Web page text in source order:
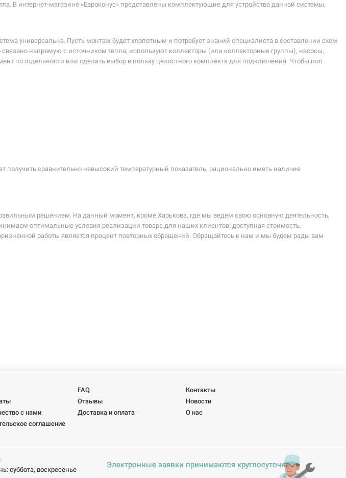
В интернет-магазине «Евроконус» представлены комплектующие для устройства данной системы.
универсальна. Пусть монтаж будет хлопотным и потребует знаний специалиста в составлении схем
напрямую с источником тепла, используют коллекторы (или коллекторные группы), насосы,
по отдельности или сделать выбор в пользу целостного комплекта для подключения. Чтобы пол
сравнительно невысокий температурный показатель, рационально иметь наличие
решением. На данный момент, кроме Харькова, где мы ведем свою основную деятельность,
оптимальные условия реализации товара для наших клиентов: доступная стоимость,
работы является процент повторных обращений. Обращайтесь к нам и мы будем рады вам
FAQ
Контакты
Отзывы
Новости
с нами Доставка и оплата
О нас
соглашение
суббота, воскресенье
Электронные заявки принимаются круглосуточно.